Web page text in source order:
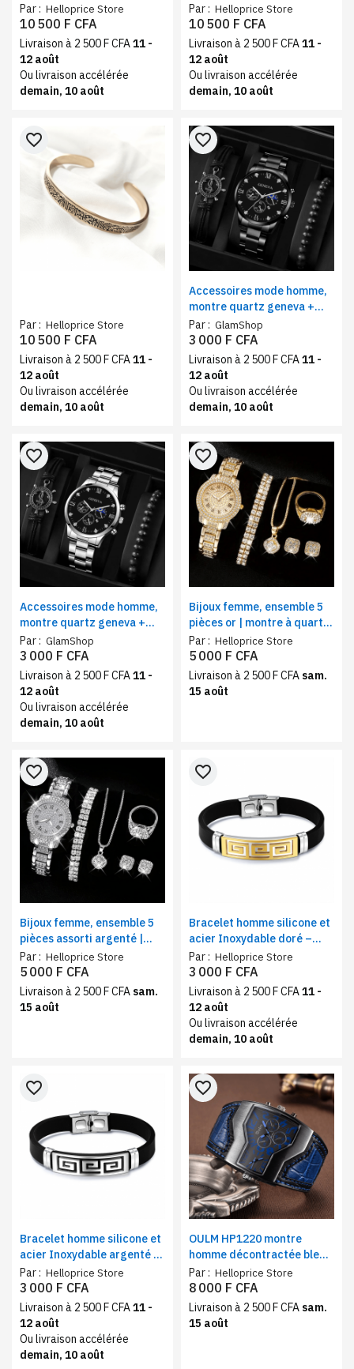
Par : Helloprice Store
10 500 F CFA
Livraison à 2 500 F CFA11 -
12 août
Ou livraison accélérée
demain, 10 août
Par : Helloprice Store
10 500 F CFA
Livraison à 2 500 F CFA11 -
12 août
Ou livraison accélérée
demain, 10 août
Par : Helloprice Store
favorite_border
10 500 F CFA
Livraison à 2 500 F CFA11 -
12 août
Ou livraison accélérée
demain, 10 août
Accessoires mode homme,
montre quartz geneva +
bracelets | Ensemble bijoux
élégant et moderne noir
Par : GlamShop
favorite_border
3 000 F CFA
Livraison à 2 500 F CFA11 -
12 août
Ou livraison accélérée
demain, 10 août
Accessoires mode homme,
montre quartz geneva +
bracelets | Ensemble bijoux
élégant design argenté
Par : GlamShop
favorite_border
3 000 F CFA
Livraison à 2 500 F CFA11 -
12 août
Ou livraison accélérée
demain, 10 août
Bijoux femme, ensemble 5
pièces or | montre à quartz,
bracelet, bague, chaine et
boucles d'oreilles, style
moderne
Par : Helloprice Store
favorite_border
5 000 F CFA
Livraison à 2 500 F CFA sam.
15 août
Bijoux femme, ensemble 5
pièces assorti argenté |
montre à quartz, chaine,
bague, bracelet et boucles
d'oreilles, style moderne
Par : Helloprice Store
favorite_border
5 000 F CFA
Livraison à 2 500 F CFA sam.
15 août
Bracelet homme silicone et
acier Inoxydable doré –
Bijou masculin moderne et
élégant confort durable
Par : Helloprice Store
favorite_border
3 000 F CFA
Livraison à 2 500 F CFA11 -
12 août
Ou livraison accélérée
demain, 10 août
Bracelet homme silicone et
acier Inoxydable argenté –
Bracelet masculin moderne
et élégant confort durable
Par : Helloprice Store
favorite_border
3 000 F CFA
Livraison à 2 500 F CFA11 -
12 août
Ou livraison accélérée
demain, 10 août
OULM HP1220 montre
homme décontractée bleu
– double fuseau horaire,
bracelet cuir, style
classique
Par : Helloprice Store
favorite_border
8 000 F CFA
Livraison à 2 500 F CFA sam.
15 août